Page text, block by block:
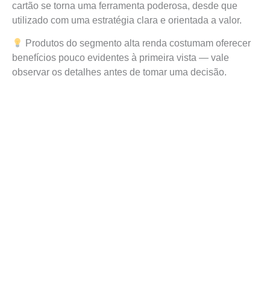
cartão se torna uma ferramenta poderosa, desde que
utilizado com uma estratégia clara e orientada a valor.
Produtos do segmento alta renda costumam oferecer
benefícios pouco evidentes à primeira vista — vale
observar os detalhes antes de tomar uma decisão.